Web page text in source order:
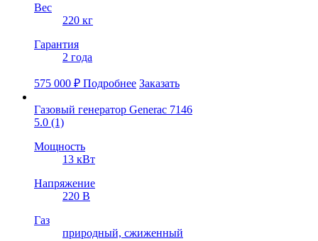
Вес
220 кг
Гарантия
2 года
575 000 ₽ Подробнее Заказать
Газовый генератор Generac 7146
5.0 (1)
Мощность
13 кВт
Напряжение
220 В
Газ
природный, cжиженный